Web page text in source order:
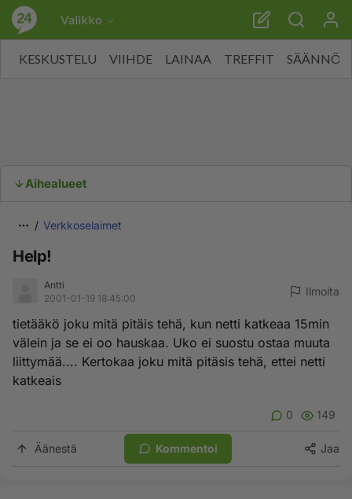
Valikko
KESKUSTELU VIIHDE LAINAA TREFFIT SÄÄNNÖT
Aihealueet
Verkkoselaimet
Help!
Antti
2001-01-19 18:45:00
Ilmoita
tietääkö joku mitä pitäis tehä, kun netti katkeaa 15min
välein ja se ei oo hauskaa. Uko ei suostu ostaa muuta
liittymää.... Kertokaa joku mitä pitäsis tehä, ettei netti
katkeais
0 149
Äänestä Kommentoi Jaa